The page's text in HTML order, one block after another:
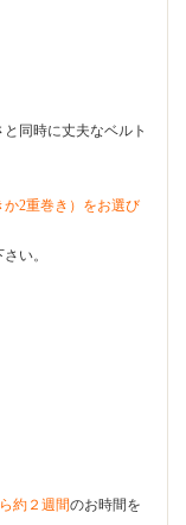
同時に丈夫なベルト
か2重巻き）をお選び
い。
約２週間のお時間を